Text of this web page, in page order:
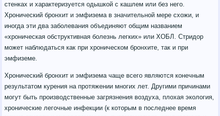
стенках и характеризуется одышкой с кашлем или без него.
Хронический бронхит и эмфизема в значительной мере схожи, и
иногда эти два заболевания объединяют общим названием
«хроническая обструктивная болезнь легких» или ХОБЛ. Стридор
может наблюдаться как при хроническом бронхите, так и при
эмфиземе.
Хронический бронхит и эмфизема чаще всего являются конечным
результатом курения на протяжении многих лет. Другими причинами
могут быть производственные загрязнения воздуха, плохая экология,
хронические легочные инфекции (к которым в последнее время